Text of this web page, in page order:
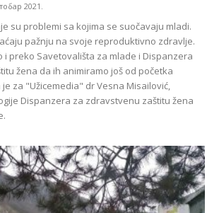
2021.
su problemi sa kojima se suočavaju mladi.
pažnju na svoje reproduktivno zdravlje.
i preko Savetovališta za mlade i Dispanzera
žena da ih animiramo još od početka
za "Užicemedia" dr Vesna Misailović,
Dispanzera za zdravstvenu zaštitu žena